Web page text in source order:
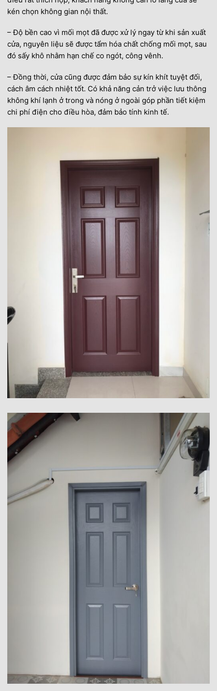
kén chọn không gian nội thất.
– Độ bền cao vì mối mọt đã được xử lý ngay từ khi sản xuất
cửa, nguyên liệu sẽ được tẩm hóa chất chống mối mọt, sau
đó sấy khô nhằm hạn chế co ngót, công vênh.
– Đồng thời, cửa cũng được đảm bảo sự kín khít tuyệt đối,
cách âm cách nhiệt tốt. Có khả năng cản trở việc lưu thông
không khí lạnh ở trong và nóng ở ngoài góp phần tiết kiệm
chi phí điện cho điều hòa, đảm bảo tính kinh tế.